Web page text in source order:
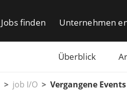
Jobs finden Unternehmen
Überblick
job I/O Vergangene Events